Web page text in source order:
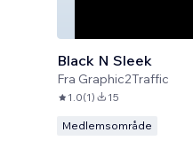
Black N Sleek
Fra Graphic2Traffic
1.0(1) 15
Medlemsområde